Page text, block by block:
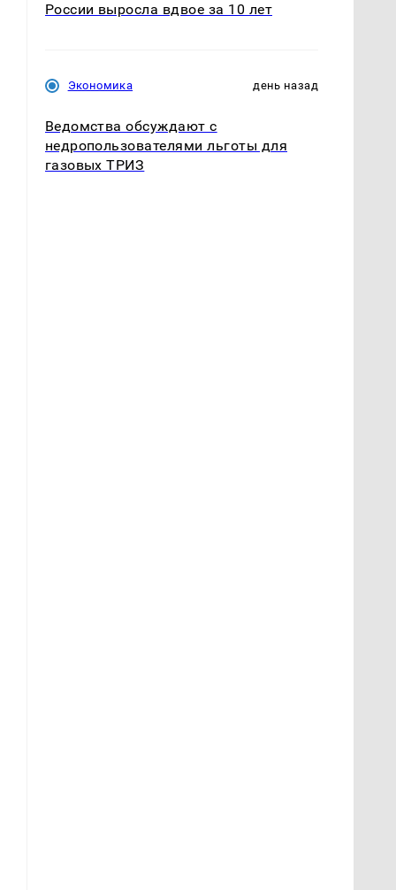
России выросла вдвое за 10 лет
Экономика день назад
Ведомства обсуждают с
недропользователями льготы для
газовых ТРИЗ